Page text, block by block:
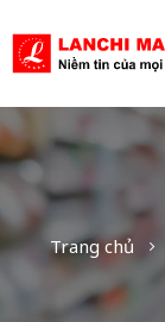
Trang chủ